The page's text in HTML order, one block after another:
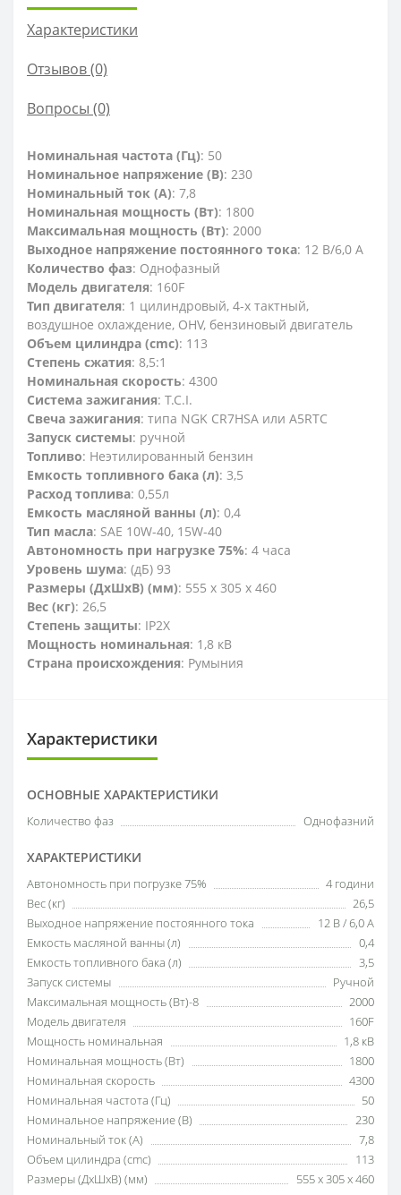
Характеристики
Отзывов (0)
Вопросы (0)
Номинальная частота (Гц): 50
Номинальное напряжение (В): 230
Номинальный ток (А): 7,8
Номинальная мощность (Вт): 1800
Максимальная мощность (Вт): 2000
Выходное напряжение постоянного тока: 12 В/6,0 А
Количество фаз: Однофазный
Модель двигателя: 160F
Тип двигателя: 1 цилиндровый, 4-х тактный,
воздушное охлаждение, OHV, бензиновый двигатель
Объем цилиндра (cmc): 113
Степень сжатия: 8,5:1
Номинальная скорость: 4300
Система зажигания: T.C.I.
Свеча зажигания: типа NGK CR7HSA или A5RTC
Запуск системы: ручной
Топливо: Неэтилированный бензин
Емкость топливного бака (л): 3,5
Расход топлива: 0,55л
Емкость масляной ванны (л): 0,4
Тип масла: SAE 10W-40, 15W-40
Автономность при нагрузке 75%: 4 часа
Уровень шума: (дБ) 93
Размеры (ДxШxВ) (мм): 555 x 305 x 460
Вес (кг): 26,5
Степень защиты: IP2X
Мощность номинальная: 1,8 кВ
Страна происхождения: Румыния
Характеристики
ОСНОВНЫЕ ХАРАКТЕРИСТИКИ
Количество фаз Однофазний
ХАРАКТЕРИСТИКИ
Автономность при погрузке 75%
4 години
Вес (кг)
26,5
Выходное напряжение постоянного тока
12 В / 6,0 А
Емкость масляной ванны (л)
0,4
Емкость топливного бака (л)
3,5
Запуск системы
Ручной
Максимальная мощность (Вт)-8
2000
Модель двигателя
160F
Мощность номинальная
1,8 кВ
Номинальная мощность (Вт)
1800
Номинальная скорость
4300
Номинальная частота (Гц)
50
Номинальное напряжение (В)
230
Номинальный ток (А)
7,8
Объем цилиндра (cmc)
113
Размеры (ДxШxВ) (мм)
555 x 305 x 460